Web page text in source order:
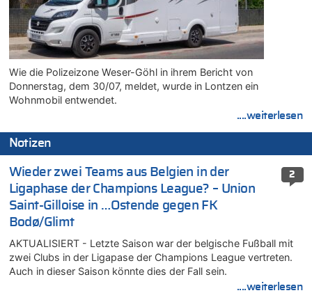
Wie die Polizeizone Weser-Göhl in ihrem Bericht von
Donnerstag, dem 30/07, meldet, wurde in Lontzen ein
Wohnmobil entwendet.
....weiterlesen
Notizen
2
Wieder zwei Teams aus Belgien in der
Ligaphase der Champions League? – Union
Saint-Gilloise in …Ostende gegen FK
Bodø/Glimt
AKTUALISIERT - Letzte Saison war der belgische Fußball mit
zwei Clubs in der Ligapase der Champions League vertreten.
Auch in dieser Saison könnte dies der Fall sein.
....weiterlesen